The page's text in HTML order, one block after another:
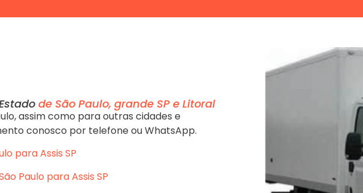
de São Paulo, grande SP e Litoral
assim como para outras cidades e
conosco por telefone ou WhatsApp.
para Assis SP
Paulo para Assis SP